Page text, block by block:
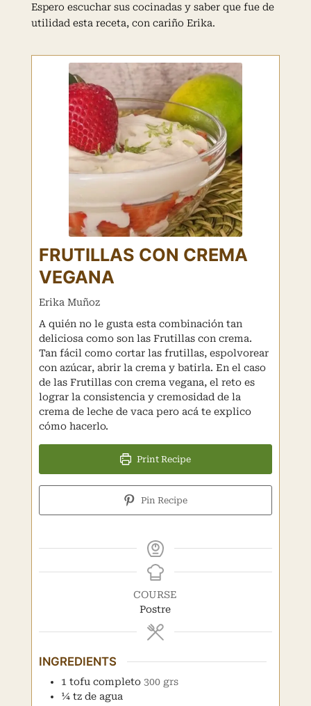
Espero escuchar sus cocinadas y saber que fue de
utilidad esta receta, con cariño Erika.
FRUTILLAS CON CREMA
VEGANA
Erika Muñoz
A quién no le gusta esta combinación tan
deliciosa como son las Frutillas con crema.
Tan fácil como cortar las frutillas, espolvorear
con azúcar, abrir la crema y batirla. En el caso
de las Frutillas con crema vegana, el reto es
lograr la consistencia y cremosidad de la
crema de leche de vaca pero acá te explico
cómo hacerlo.
Print Recipe
Pin Recipe
COURSE
Postre
INGREDIENTS
1 tofu completo 300 grs
¼ tz de agua